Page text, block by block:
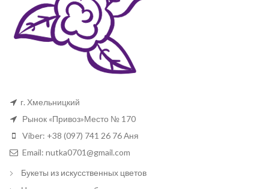
г. Хмельницкий
Рынок «Привоз»Место № 170
Viber: +38 (097) 741 26 76 Аня
Email: nutka0701@gmail.com
Букеты из искусственных цветов